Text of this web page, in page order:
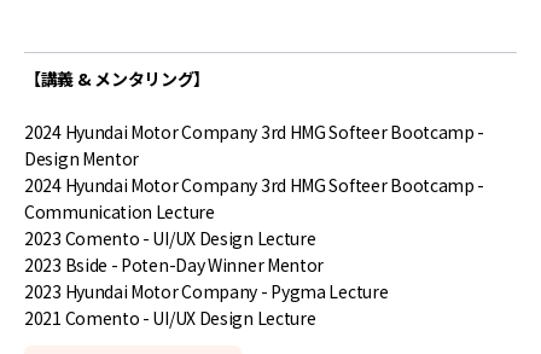
【講義 & メンタリング】
2024 Hyundai Motor Company 3rd HMG Softeer Bootcamp -
Design Mentor
2024 Hyundai Motor Company 3rd HMG Softeer Bootcamp -
Communication Lecture
2023 Comento - UI/UX Design Lecture
2023 Bside - Poten-Day Winner Mentor
2023 Hyundai Motor Company - Pygma Lecture
2021 Comento - UI/UX Design Lecture